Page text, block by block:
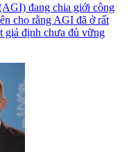
đang chia giới công
cho rằng AGI đã ở rất
giả định chưa đủ vững